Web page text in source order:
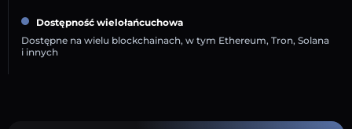
Dostępność wielołańcuchowa
Dostępne na wielu blockchainach, w tym Ethereum, Tron, Solana
i innych